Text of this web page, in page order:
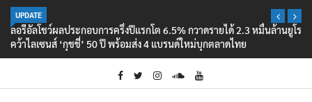
UPDATE
ลอรีอัลโชว์ผลประกอบการครึ่งปีแรกโต 6.5% กวาดรายได้ 2.3 หมื่นล้านยูโร
คว้าไลเซนส์ ‘กุชชี่’ 50 ปี พร้อมส่ง 4 แบรนด์ใหม่บุกตลาดไทย